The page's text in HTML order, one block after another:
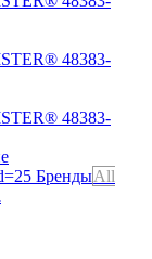
БрендыAll